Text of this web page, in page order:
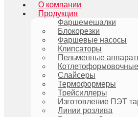
О компании
Продукция
Фаршемешалки
Блокорезки
Фаршевые насосы
Клипсаторы
Пельменные
Слайсеры
Термоформеры
Трейсиллеры
Изготовление ПЭТ
Линии розлива